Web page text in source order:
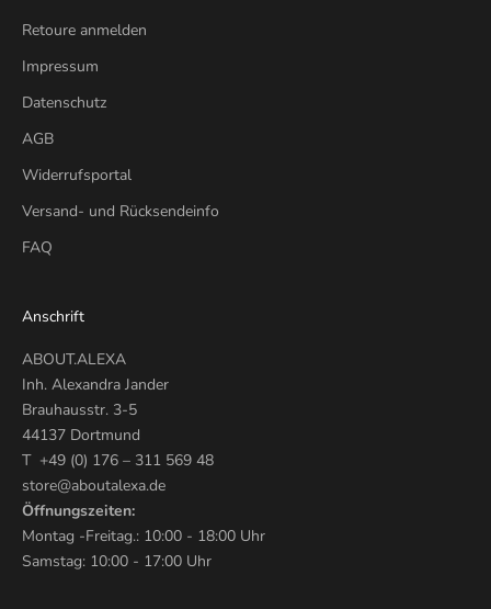
Retoure anmelden
Impressum
Datenschutz
AGB
Widerrufsportal
Versand- und Rücksendeinfo
FAQ
Anschrift
ABOUT.ALEXA
Inh. Alexandra Jander
Brauhausstr. 3-5
44137 Dortmund
T +49 (0) 176 – 311 569 48
store@aboutalexa.de
Öffnungszeiten:
Montag -Freitag.: 10:00 - 18:00 Uhr
Samstag: 10:00 - 17:00 Uhr